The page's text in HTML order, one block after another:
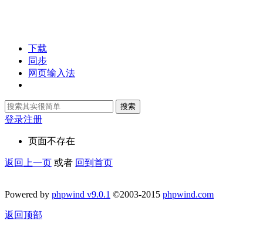
下载
同步
网页输入法
搜索
登录注册
页面不存在
返回上一页 或者 回到首页
Powered by phpwind v9.0.1 ©2003-2015 phpwind.com
返回顶部